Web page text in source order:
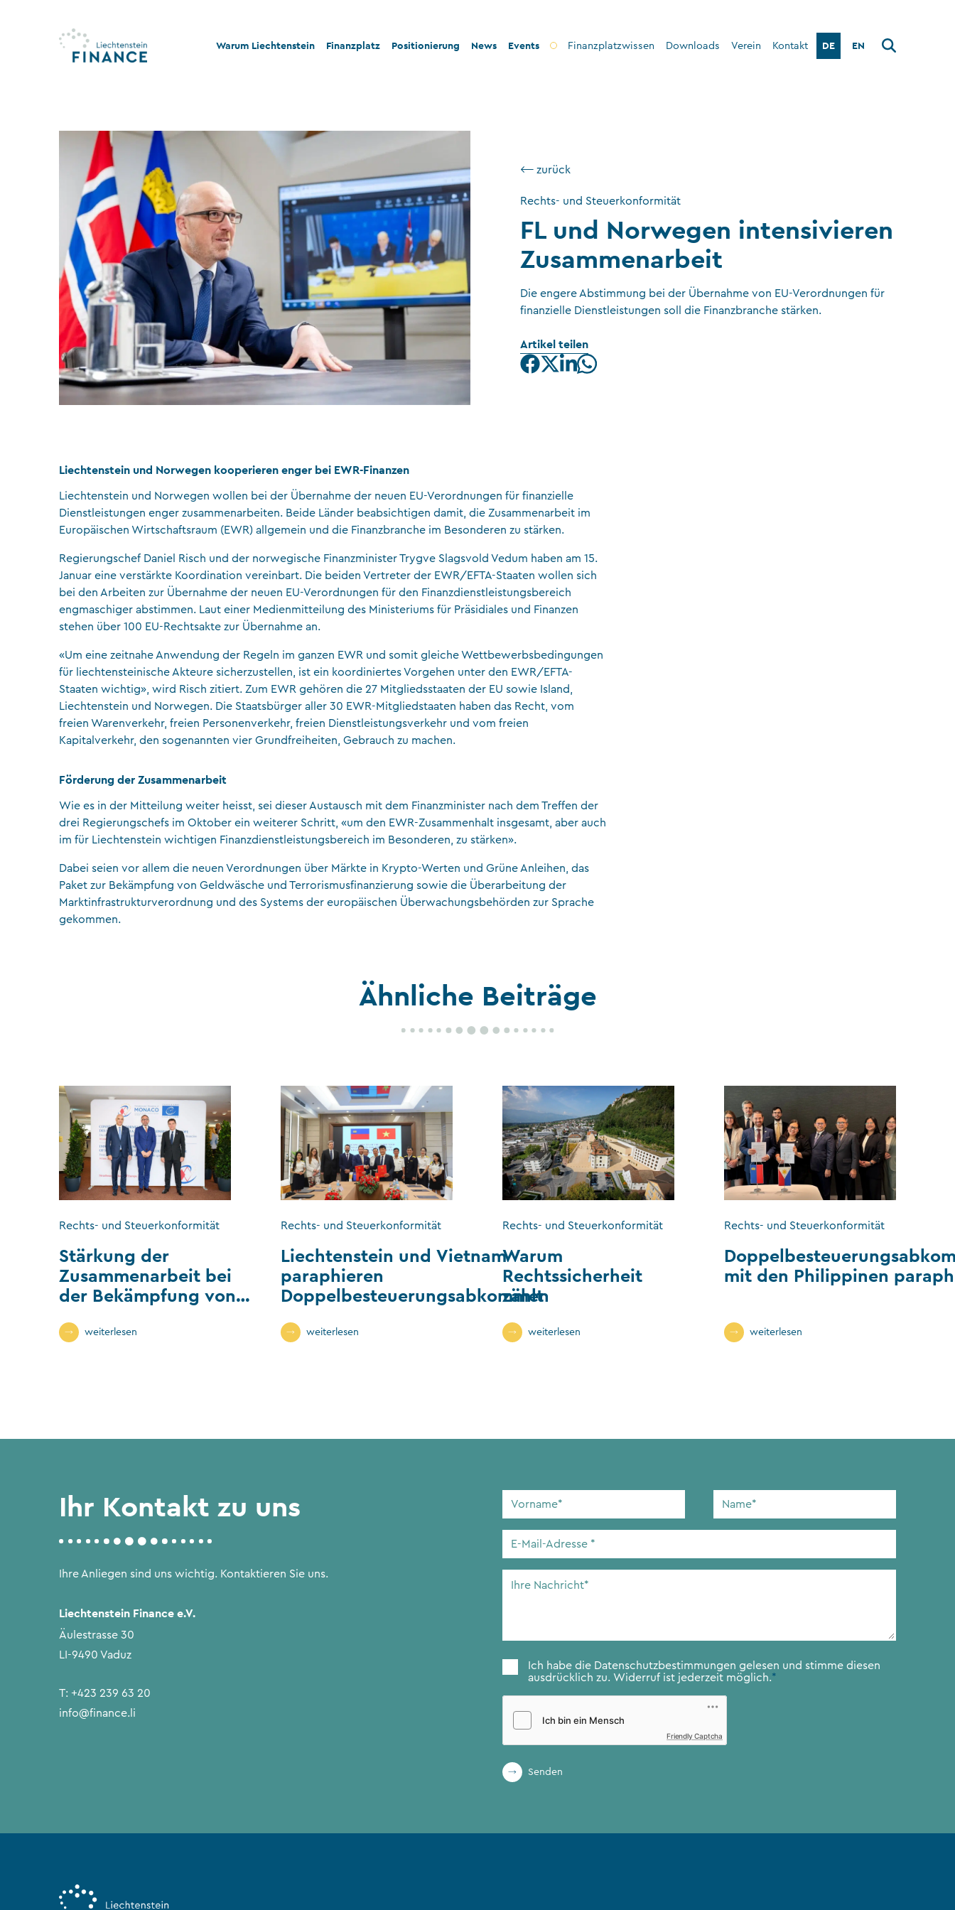
Warum Liechtenstein
Stabilität und Rechtssicherheit
Rechts- und Steuerkonformität
Nachhaltigkeit und Philanthropie
Stiftungswesen
Finanzplatz
Treuhandsektor
Fondsplatz
Versicherungen
Gemeinnützige Stiftungen und Trusts
Wirtschaftsprüfung
VT-Dienstleistungen
Versicherungsvermittler
CFA Society Liechtenstein
Rechtsanwälte
Positionierung
Stabilität und Sicherheit
Nachhaltigkeit
News Events Finanzplatzwissen Downloads Verein Kontakt DE EN
⟵ zurück
Rechts- und Steuerkonformität
FL und Norwegen intensivieren
Zusammenarbeit
Die engere Abstimmung bei der Übernahme von EU-Verordnungen für
finanzielle Dienstleistungen soll die Finanzbranche stärken.
Artikel teilen
Liechtenstein und Norwegen kooperieren enger bei EWR-Finanzen
Liechtenstein und Norwegen wollen bei der Übernahme der neuen EU-Verordnungen für finanzielle
Dienstleistungen enger zusammenarbeiten. Beide Länder beabsichtigen damit, die Zusammenarbeit im
Europäischen Wirtschaftsraum (EWR) allgemein und die Finanzbranche im Besonderen zu stärken.
Regierungschef Daniel Risch und der norwegische Finanzminister Trygve Slagsvold Vedum haben am 15.
Januar eine verstärkte Koordination vereinbart. Die beiden Vertreter der EWR/EFTA-Staaten wollen sich
bei den Arbeiten zur Übernahme der neuen EU-Verordnungen für den Finanzdienstleistungsbereich
engmaschiger abstimmen. Laut einer Medienmitteilung des Ministeriums für Präsidiales und Finanzen
stehen über 100 EU-Rechtsakte zur Übernahme an.
«Um eine zeitnahe Anwendung der Regeln im ganzen EWR und somit gleiche Wettbewerbsbedingungen
für liechtensteinische Akteure sicherzustellen, ist ein koordiniertes Vorgehen unter den EWR/EFTA-
Staaten wichtig», wird Risch zitiert. Zum EWR gehören die 27 Mitgliedsstaaten der EU sowie Island,
Liechtenstein und Norwegen. Die Staatsbürger aller 30 EWR-Mitgliedstaaten haben das Recht, vom
freien Warenverkehr, freien Personenverkehr, freien Dienstleistungsverkehr und vom freien
Kapitalverkehr, den sogenannten vier Grundfreiheiten, Gebrauch zu machen.
Förderung der Zusammenarbeit
Wie es in der Mitteilung weiter heisst, sei dieser Austausch mit dem Finanzminister nach dem Treffen der
drei Regierungschefs im Oktober ein weiterer Schritt, «um den EWR-Zusammenhalt insgesamt, aber auch
im für Liechtenstein wichtigen Finanzdienstleistungsbereich im Besonderen, zu stärken».
Dabei seien vor allem die neuen Verordnungen über Märkte in Krypto-Werten und Grüne Anleihen, das
Paket zur Bekämpfung von Geldwäsche und Terrorismusfinanzierung sowie die Überarbeitung der
Marktinfrastrukturverordnung und des Systems der europäischen Überwachungsbehörden zur Sprache
gekommen.
Ähnliche Beiträge
Rechts- und Steuerkonformität
Stärkung der
Zusammenarbeit bei
der Bekämpfung von
weiterlesen
Rechts- und Steuerkonformität
Liechtenstein und Vietnam
paraphieren
Doppelbesteuerungsabkommen
weiterlesen
Rechts- und Steuerkonformität
Warum
Rechtssicherheit
zählt
weiterlesen
Rechts- und Steuerkonformität
mit den Philippinen
weiterlesen
Ihr Kontakt zu uns
Ihre Anliegen sind uns wichtig. Kontaktieren Sie uns.
Liechtenstein Finance e.V.
Äulestrasse 30
LI-9490 Vaduz
T: +423 239 63 20
info@finance.li
Vorname Name
E-
Adresse*
Zustimmung*
Ich habe die Datenschutzbestimmungen gelesen und stimme diesen
ausdrücklich zu. Widerruf ist jederzeit möglich.*
Friendly Captcha
Senden